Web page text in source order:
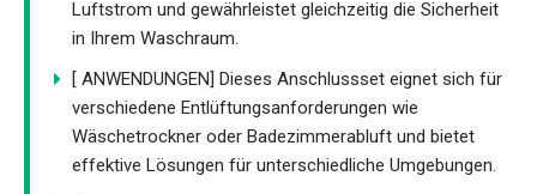
Luftstrom und gewährleistet gleichzeitig die Sicherheit
in Ihrem Waschraum.
[ ANWENDUNGEN] Dieses Anschlussset eignet sich für
verschiedene Entlüftungsanforderungen wie
Wäschetrockner oder Badezimmerabluft und bietet
effektive Lösungen für unterschiedliche Umgebungen.